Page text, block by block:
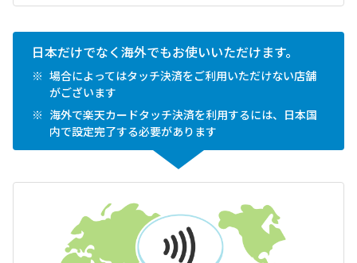
日本だけでなく海外でもお使いいただけます。
場合によってはタッチ決済をご利用いただけない店舗
がございます
海外で楽天カードタッチ決済を利用するには、日本国
内で設定完了する必要があります